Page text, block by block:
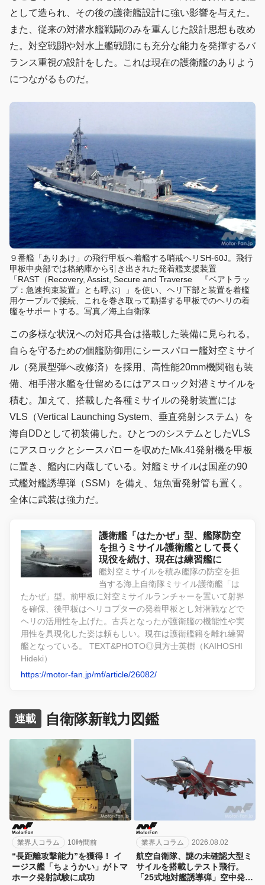
として造られ、その後の護衛艦設計に強い影響を与えた。
また、従来の対潜水艦戦闘のみを重んじた設計思想も改め
た。対空戦闘や対水上艦戦闘にも充分な能力を発揮するバ
ランス重視の設計をした。これは現在の護衛艦のありよう
につながるものだ。
９番艦「ありあけ」の飛行甲板へ着艦する哨戒ヘリSH-60J。飛行
甲板中央部では格納庫から引き出された発着艦支援装置
「RAST（Recovery, Assist, Secure and Traverse 『ベアトラッ
プ：急速拘束装置』とも呼ぶ）」を使い、ヘリ下部と装置を着艦
用ケーブルで接続、これを巻き取って動揺する甲板でのヘリの着
艦をサポートする。写真／海上自衛隊
この多様な状況への対応具合は搭載した装備に見られる。
自らを守るための個艦防御用にシースパロー艦対空ミサイ
ル（発展型弾へ改修済）を採用、高性能20mm機関砲も装
備、相手潜水艦を仕留めるにはアスロック対潜ミサイルを
積む。加えて、搭載した各種ミサイルの発射装置には
VLS（Vertical Launching System、垂直発射システム）を
海自DDとして初装備した。ひとつのシステムとしたVLS
にアスロックとシースパローを収めたMk.41発射機を甲板
に置き、艦内に内蔵している。対艦ミサイルは国産の90
式艦対艦誘導弾（SSM）を備え、短魚雷発射管も置く。
全体に武装は強力だ。
護衛艦「はたかぜ」型、艦隊防空
を担うミサイル護衛艦として長く
現役を続け、現在は練習艦に
艦対空ミサイルを積み艦隊の防空を担
当する海上自衛隊ミサイル護衛艦「は
たかぜ」型。前甲板に対空ミサイルランチャーを置いて射界
を確保、後甲板はヘリコプターの発着甲板とし対潜戦などで
ヘリの活用性を上げた。古兵となったが護衛艦の機能性や実
用性を具現化した姿は頼もしい。現在は護衛艦籍を離れ練習
艦となっている。 TEXT&PHOTO◎貝方士英樹（KAIHOSHI
Hideki）
https://motor-fan.jp/mf/article/26082/
連載 自衛隊新戦力図鑑
業界人コラム 10時間前
“長距離攻撃能力”を獲得！ イ
ージス艦「ちょうかい」がトマ
ホーク発射試験に成功
業界人コラム 2026.08.02
航空自衛隊、謎の未確認大型ミ
サイルを搭載しテスト飛行。
「25式地対艦誘導弾」空中発射